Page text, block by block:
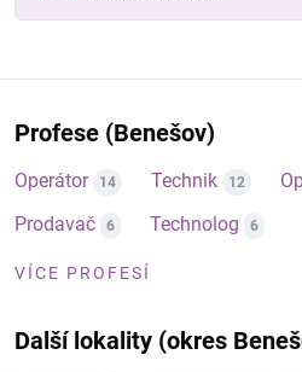
Profese (Benešov)
Operátor 14 Technik 12
Prodavač 6 Technolog 6
VÍCE PROFESÍ
Další lokality (okres